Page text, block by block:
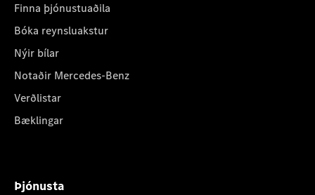
Finna þjónustuaðila
Bóka reynsluakstur
Nýir bílar
Notaðir Mercedes-Benz
Verðlistar
Bæklingar
Þjónusta